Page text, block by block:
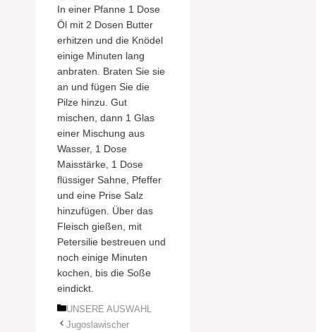
In einer Pfanne 1 Dose
Öl mit 2 Dosen Butter
erhitzen und die Knödel
einige Minuten lang
anbraten. Braten Sie sie
an und fügen Sie die
Pilze hinzu. Gut
mischen, dann 1 Glas
einer Mischung aus
Wasser, 1 Dose
Maisstärke, 1 Dose
flüssiger Sahne, Pfeffer
und eine Prise Salz
hinzufügen. Über das
Fleisch gießen, mit
Petersilie bestreuen und
noch einige Minuten
kochen, bis die Soße
eindickt.
Kategorien
UNSERE AUSWAHL
Jugoslawischer